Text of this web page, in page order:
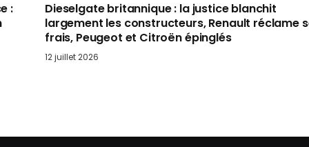
:
Dieselgate britannique : la justice blanchit
largement les constructeurs, Renault réclame
frais, Peugeot et Citroën épinglés
12 juillet 2026